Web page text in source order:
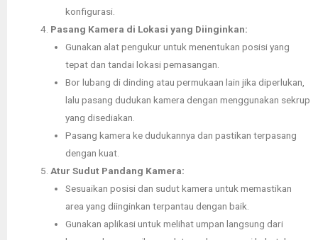
konfigurasi.
Pasang Kamera di Lokasi yang Diinginkan:
Gunakan alat pengukur untuk menentukan posisi yang
tepat dan tandai lokasi pemasangan.
Bor lubang di dinding atau permukaan lain jika diperlukan,
lalu pasang dudukan kamera dengan menggunakan sekrup
yang disediakan.
Pasang kamera ke dudukannya dan pastikan terpasang
dengan kuat.
Atur Sudut Pandang Kamera:
Sesuaikan posisi dan sudut kamera untuk memastikan
area yang diinginkan terpantau dengan baik.
Gunakan aplikasi untuk melihat umpan langsung dari